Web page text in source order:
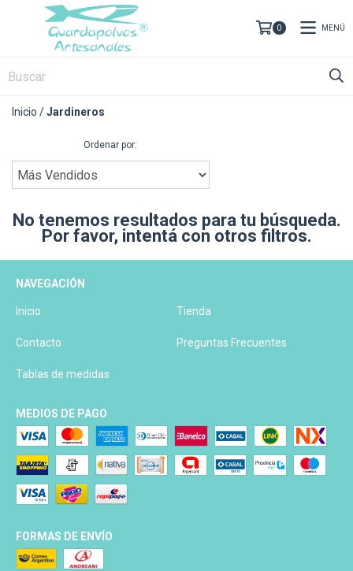
0 MENÚ
Inicio /Jardineros
Ordenar por:
No tenemos resultados para tu búsqueda.
Por favor, intentá con otros filtros.
NAVEGACIÓN
Inicio Tienda
Contacto Preguntas Frecuentes
Tablas de medidas
MEDIOS DE PAGO
FORMAS DE ENVÍO